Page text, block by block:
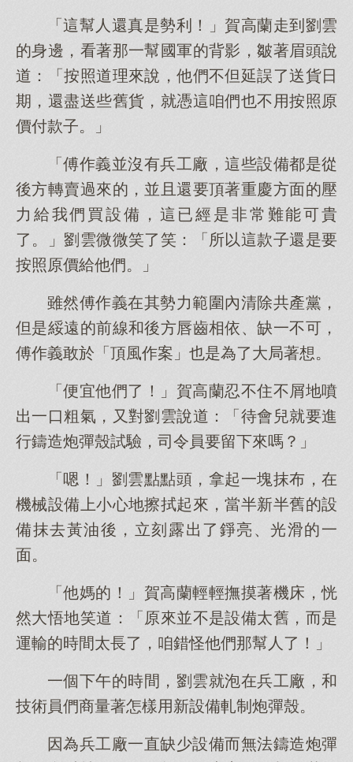
「這幫人還真是勢利！」賀高蘭走到劉雲
的身邊，看著那一幫國軍的背影，皺著眉頭說
道：「按照道理來說，他們不但延誤了送貨日
期，還盡送些舊貨，就憑這咱們也不用按照原
價付款子。」
「傅作義並沒有兵工廠，這些設備都是從
後方轉賣過來的，並且還要頂著重慶方面的壓
力給我們買設備，這已經是非常難能可貴
了。」劉雲微微笑了笑：「所以這款子還是要
按照原價給他們。」
雖然傅作義在其勢力範圍內清除共產黨，
但是綏遠的前線和後方唇齒相依、缺一不可，
傅作義敢於「頂風作案」也是為了大局著想。
「便宜他們了！」賀高蘭忍不住不屑地噴
出一口粗氣，又對劉雲說道：「待會兒就要進
行鑄造炮彈殼試驗，司令員要留下來嗎？」
「嗯！」劉雲點點頭，拿起一塊抹布，在
機械設備上小心地擦拭起來，當半新半舊的設
備抹去黃油後，立刻露出了錚亮、光滑的一
面。
「他媽的！」賀高蘭輕輕撫摸著機床，恍
然大悟地笑道：「原來並不是設備太舊，而是
運輸的時間太長了，咱錯怪他們那幫人了！」
一個下午的時間，劉雲就泡在兵工廠，和
技術員們商量著怎樣用新設備軋制炮彈殼。
因為兵工廠一直缺少設備而無法鑄造炮彈